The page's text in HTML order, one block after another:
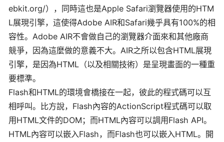
ebkit.org/），同時這也是Apple Safari瀏覽器使用的HTM
L展現引擎，這使得Adobe AIR和Safari幾乎具有100%的相
容性。Adobe AIR不會做自己的瀏覽器介面來和其他廠商
競爭，因為這麼做的意義不大。AIR之所以包含HTML展現
引擎，是因為HTML（以及相關技術）是呈現畫面的一種重
要標準。
Flash和HTML的環境會橋接在一起，彼此的程式碼可以互
相呼叫。比方說，Flash內容的ActionScript程式碼可以取
用HTML文件的DOM；而HTML內容可以調用Flash API。
HTML內容可以嵌入Flash，而Flash也可以嵌入HTML。開